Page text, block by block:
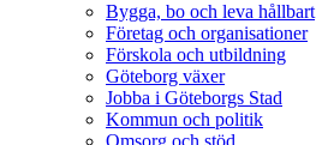
Bygga, bo och leva hållbart
Företag och organisationer
Förskola och utbildning
Göteborg växer
Jobba i Göteborgs Stad
Kommun och politik